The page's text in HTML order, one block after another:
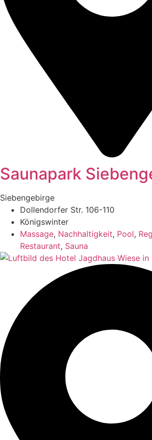
Saunapark
Siebengebirge
Dollendorfer Str. 106-110
Königswinter
Massage, Nachhaltigkeit, Pool,
Restaurant, Sauna